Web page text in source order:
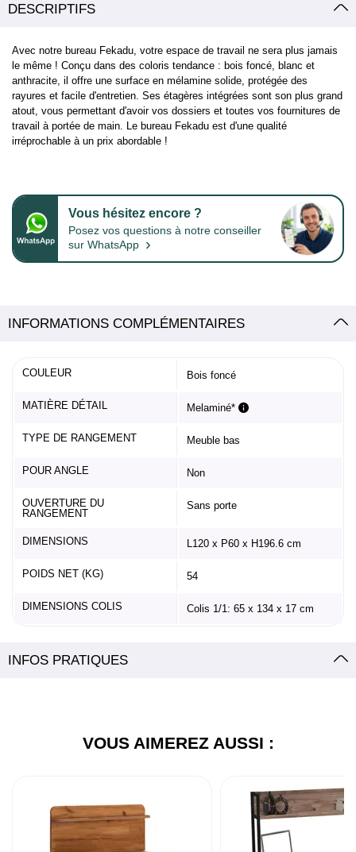
DESCRIPTIFS
Avec notre bureau Fekadu, votre espace de travail ne sera plus jamais
le même ! Conçu dans des coloris tendance : bois foncé, blanc et
anthracite, il offre une surface en mélamine solide, protégée des
rayures et facile d'entretien. Ses étagères intégrées sont son plus grand
atout, vous permettant d'avoir vos dossiers et toutes vos fournitures de
travail à portée de main. Le bureau Fekadu est d'une qualité
irréprochable à un prix abordable !
Vous hésitez encore ?
Posez vos questions à notre conseiller
sur WhatsApp ›
INFORMATIONS COMPLÉMENTAIRES
COULEUR Bois foncé
MATIÈRE DÉTAIL Melaminé*
TYPE DE RANGEMENT Meuble bas
POUR ANGLE Non
OUVERTURE DU
RANGEMENT
Sans porte
DIMENSIONS L120 x P60 x H196.6 cm
POIDS NET (KG) 54
DIMENSIONS COLIS Colis 1/1: 65 x 134 x 17 cm
INFOS PRATIQUES
VOUS AIMEREZ AUSSI :